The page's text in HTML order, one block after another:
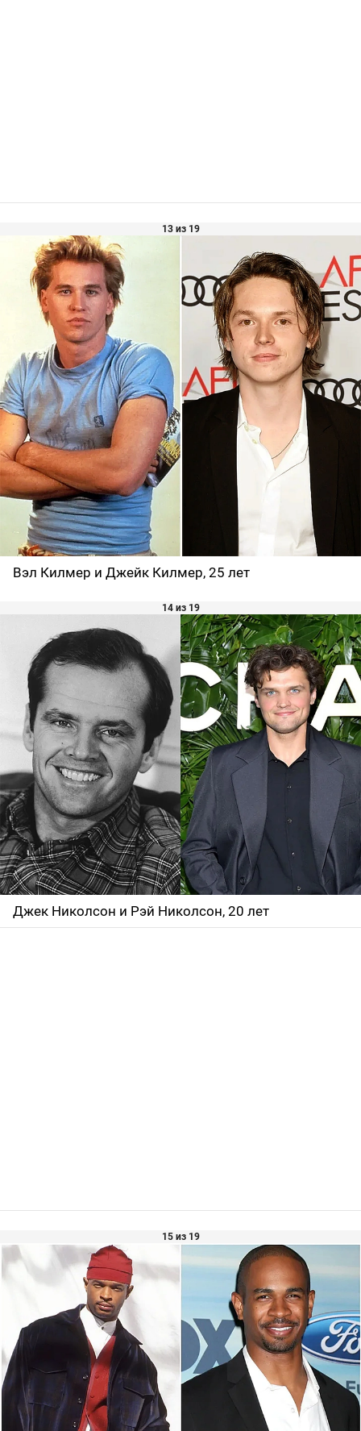
13 из 19
Вэл Килмер и Джейк Килмер, 25 лет
14 из 19
Джек Николсон и Рэй Николсон, 20 лет
15 из 19